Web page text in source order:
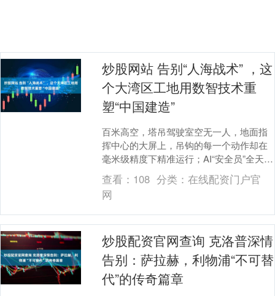
炒股网站 告别“人海战术” ，这
个大湾区工地用数智技术重
塑“中国建造”
百米高空，塔吊驾驶室空无一人，地面指
挥中心的大屏上，吊钩的每一个动作却在
毫米级精度下精准运行；AI“安全员”全天候
值守，毫秒间便能锁定未戴安全帽的违规
画面。 日....
查看： 108 分类： 在线配资门户官
网
炒股配资官网查询 克洛普深情
告别：萨拉赫，利物浦“不可替
代”的传奇篇章